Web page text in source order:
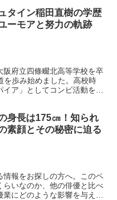
タイン稲田直樹の学歴
ーモアと努力の軌跡
阪府立四條畷北高等学校を卒
を歩み始めました。高校時
ア」としてコンビ活動を経
身長は175㎝！知られ
素顔とその秘密に迫る
報をお探しの方へ。このペ
らいなのか、他の俳優と比べ
にどのような影響を与えて